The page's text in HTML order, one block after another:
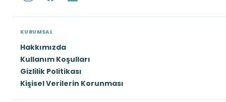
KURUMSAL
Hakkımızda
Kullanım Koşulları
Gizlilik Politikası
Kişisel Verilerin Korunması